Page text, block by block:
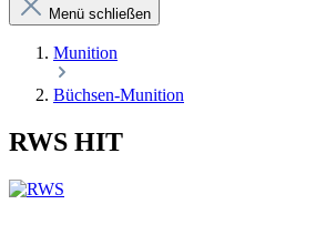
Menü schließen
Munition
Büchsen-Munition
RWS HIT